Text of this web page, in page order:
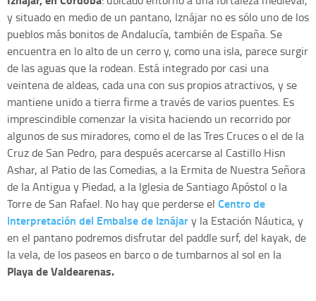
y situado en medio de un pantano, Iznájar no es sólo uno de los
pueblos más bonitos de Andalucía, también de España. Se
encuentra en lo alto de un cerro y, como una isla, parece surgir
de las aguas que la rodean. Está integrado por casi una
veintena de aldeas, cada una con sus propios atractivos, y se
mantiene unido a tierra firme a través de varios puentes. Es
imprescindible comenzar la visita haciendo un recorrido por
algunos de sus miradores, como el de las Tres Cruces o el de la
Cruz de San Pedro, para después acercarse al Castillo Hisn
Ashar, al Patio de las Comedias, a la Ermita de Nuestra Señora
de la Antigua y Piedad, a la Iglesia de Santiago Apóstol o la
Torre de San Rafael. No hay que perderse el Centro de
Interpretación del Embalse de Iznájary la Estación Náutica, y
en el pantano podremos disfrutar del paddle surf, del kayak, de
la vela, de los paseos en barco o de tumbarnos al sol en la
Playa de Valdearenas.